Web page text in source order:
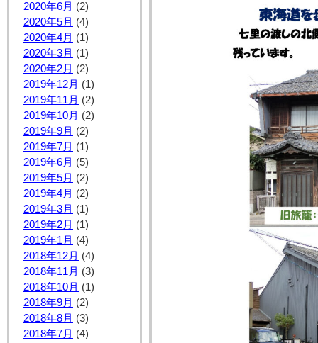
2020年6月 (2)
2020年5月 (4)
2020年4月 (1)
2020年3月 (1)
2020年2月 (2)
2019年12月 (1)
2019年11月 (2)
2019年10月 (2)
2019年9月 (2)
2019年7月 (1)
2019年6月 (5)
2019年5月 (2)
2019年4月 (2)
2019年3月 (1)
2019年2月 (1)
2019年1月 (4)
2018年12月 (4)
2018年11月 (3)
2018年10月 (1)
2018年9月 (2)
2018年8月 (3)
2018年7月 (4)